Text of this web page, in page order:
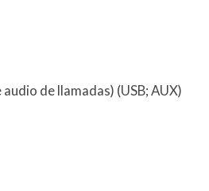
de llamadas) (USB; AUX)